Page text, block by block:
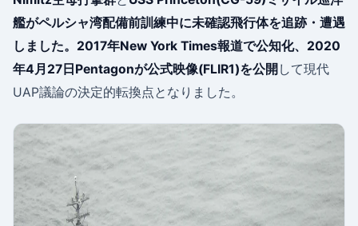
艦がペルシャ湾配備前訓練中に未確認飛行体を追跡・遭遇
しました。2017年New York Times報道で公知化、 2020
年4月27日Pentagonが公式映像(FLIR1)を公開 して現代
UAP議論の決定的転換点となりました。